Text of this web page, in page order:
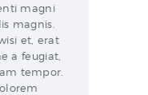
magni
magnis.
et, erat
a feugiat,
tempor.